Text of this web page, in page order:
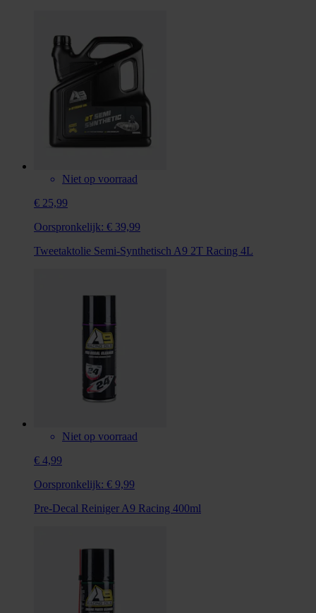
Niet op voorraad
€ 25,99
Oorspronkelijk: € 39,99
Tweetaktolie Semi-Synthetisch A9 2T Racing 4L
Niet op voorraad
€ 4,99
Oorspronkelijk: € 9,99
Pre-Decal Reiniger A9 Racing 400ml